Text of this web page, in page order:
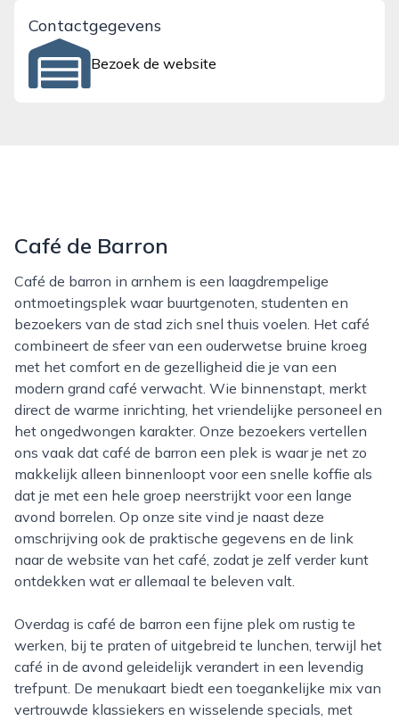
Contactgegevens
Bezoek de website
Café de Barron
Café de barron in arnhem is een laagdrempelige
ontmoetingsplek waar buurtgenoten, studenten en
bezoekers van de stad zich snel thuis voelen. Het café
combineert de sfeer van een ouderwetse bruine kroeg
met het comfort en de gezelligheid die je van een
modern grand café verwacht. Wie binnenstapt, merkt
direct de warme inrichting, het vriendelijke personeel en
het ongedwongen karakter. Onze bezoekers vertellen
ons vaak dat café de barron een plek is waar je net zo
makkelijk alleen binnenloopt voor een snelle koffie als
dat je met een hele groep neerstrijkt voor een lange
avond borrelen. Op onze site vind je naast deze
omschrijving ook de praktische gegevens en de link
naar de website van het café, zodat je zelf verder kunt
ontdekken wat er allemaal te beleven valt.
Overdag is café de barron een fijne plek om rustig te
werken, bij te praten of uitgebreid te lunchen, terwijl het
café in de avond geleidelijk verandert in een levendig
trefpunt. De menukaart biedt een toegankelijke mix van
vertrouwde klassiekers en wisselende specials, met